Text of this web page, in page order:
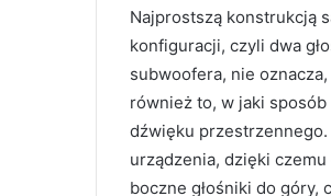
Najprostszą konstrukcją
konfiguracji, czyli dwa
subwoofera, nie
również to, w jaki sposób
dźwięku
urządzenia, dzięki
boczne głośniki do